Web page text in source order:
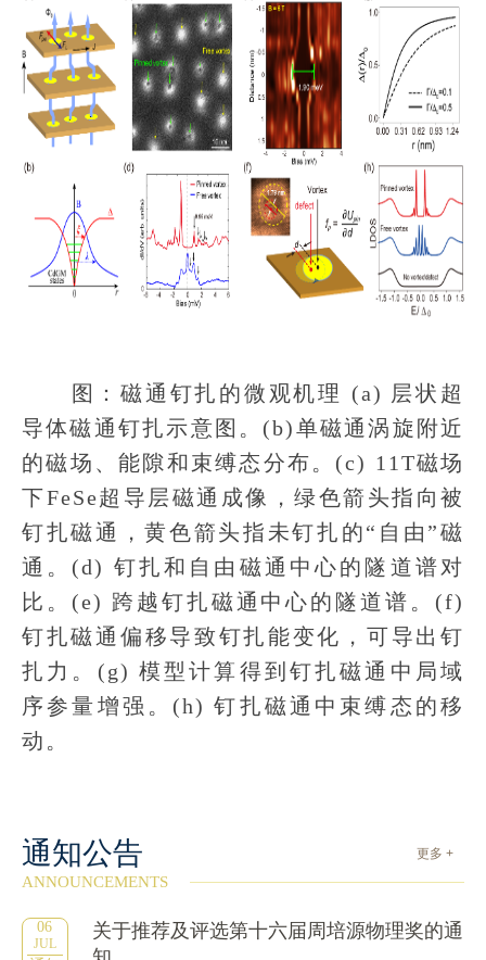
图：磁通钉扎的微观机理 (a) 层状超
导体磁通钉扎示意图。(b)单磁通涡旋附近
的磁场、能隙和束缚态分布。(c) 11T磁场
下FeSe超导层磁通成像，绿色箭头指向被
钉扎磁通，黄色箭头指未钉扎的“自由”磁
通。(d) 钉扎和自由磁通中心的隧道谱对
比。(e) 跨越钉扎磁通中心的隧道谱。(f)
钉扎磁通偏移导致钉扎能变化，可导出钉
扎力。(g) 模型计算得到钉扎磁通中局域
序参量增强。(h) 钉扎磁通中束缚态的移
动。
通知公告 更多 +
ANNOUNCEMENTS
06
JUL
关于推荐及评选第十六届周培源物理奖的通